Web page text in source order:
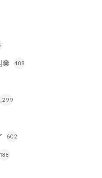
業 488
602
188